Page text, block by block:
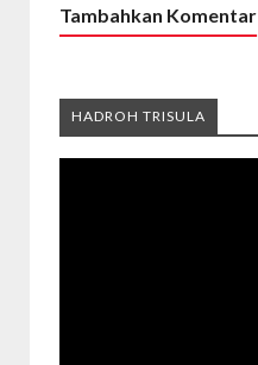
Tambahkan Komentar
HADROH TRISULA